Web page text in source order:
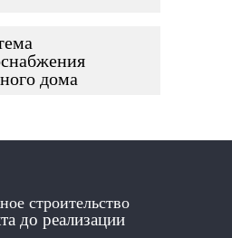
дома
строительство
до реализации